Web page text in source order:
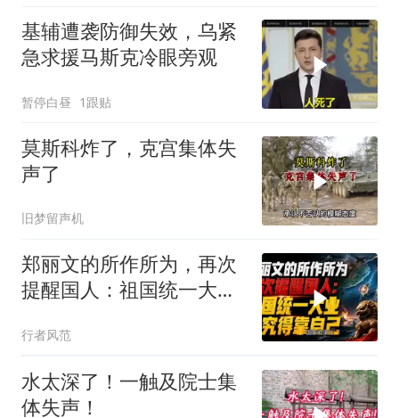
基辅遭袭防御失效，乌紧
急求援马斯克冷眼旁观
暂停白昼 1跟贴
莫斯科炸了，克宫集体失
声了
旧梦留声机
郑丽文的所作所为，再次
提醒国人：祖国统一大
行者风范
水太深了！一触及院士集
体失声！